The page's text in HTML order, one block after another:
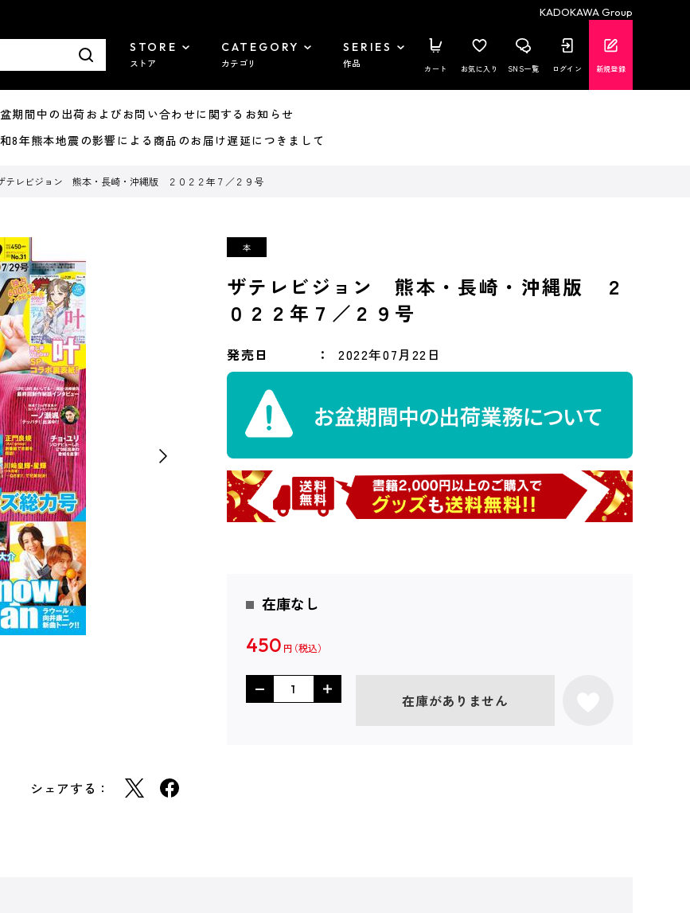
KADOKAWA Group
STORE
ストア
CATEGORY
カテゴリ
SERIES
作品 カート お気に入り SNS一覧 ログイン 新規登録
間中の出荷およびお問い合わせに関するお知らせ
年熊本地震の影響による商品のお届け遅延につきまして
テレビジョン 熊本・長崎・沖縄版 ２０２２年７／２９号
シェアする：
ザテレビジョン 熊本・長崎・沖縄版 ２
０２２年７／２９号
発売日 2022年07月22日
在庫なし
450 円
在庫がありません